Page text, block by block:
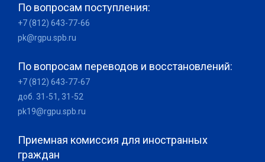
По вопросам поступления:
+7 (812) 643-77-66
pk@rgpu.spb.ru
По вопросам переводов и восстановлений:
+7 (812) 643-77-67
доб. 31-51, 31-52
pk19@rgpu.spb.ru
Приемная комиссия для иностранных
граждан